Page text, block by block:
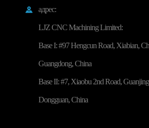

адрес:
LJZ CNC Machining Limited:
Base I: #97 Hengcun Road, Xiabian,
Guangdong, China
Base II: #7, Xiaobu 2nd Road,
Dongguan, China